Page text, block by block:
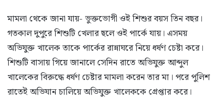
মামলা থেকে জানা যায়- ভুক্তভোগী ওই শিশুর বয়স তিন বছর।
গতকাল দুপুরে শিশুটি খেলার ছলে ওই পার্কে যায়। এসময়
অভিযুক্ত খালেক তাকে পার্কের রান্নাঘরে নিয়ে ধর্ষণ চেষ্টা করে।
শিশুটি বাসায় গিয়ে জানালে সেদিন রাতে অভিযুক্ত আব্দুল
খালেকের বিরুদ্ধে ধর্ষণ চেষ্টার মামলা করেন তার মা। পরে পুলিশ
রাতেই অভিযান চালিয়ে অভিযুক্ত খালেককে গ্রেপ্তার করে।